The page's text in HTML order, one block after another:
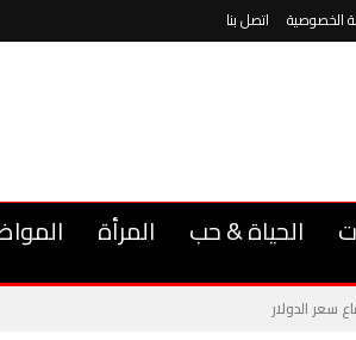
الخصوصية اتصل بنا
الحياة & حب المرأة
سعر الدولار